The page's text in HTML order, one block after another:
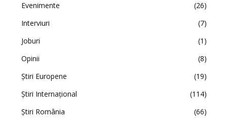
Evenimente
26
Interviuri
7
Joburi
1
Opinii
8
Știri Europene
19
Știri Internațional
114
Știri România
66